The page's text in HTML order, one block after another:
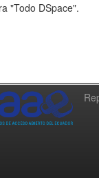
"Todo DSpace".